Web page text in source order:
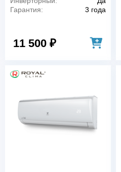
Гарантия:
3 года
11 500 ₽